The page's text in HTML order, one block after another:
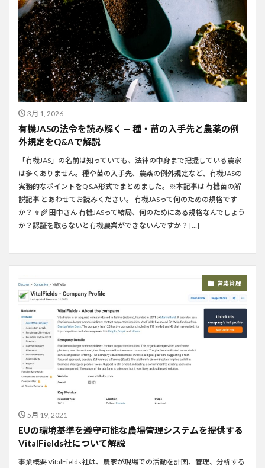
3月 1, 2026
有機JASの法令を読み解く — 種・苗の入手先と農薬の例
外規定をQ&Aで解説
「有機JAS」の名前は知っていても、法律の中身まで把握している農家
は多くありません。種や苗の入手先、農薬の例外規定など、有機JASの
実務的なポイントをQ&A形式でまとめました。※本記事は 有機苗の解
説記事 とあわせてお読みください。 有機JASって何のための規格です
か？ 👨‍🌾 田中さん 有機JASって結局、何のためにある規格なんでしょう
か？認証を取らないと有機農業ができないんですか？ […]
営農管理
5月 19, 2021
EUの環境基準を遵守可能な農場管理システムを提供する
VitalFields社について解説
事業概要 VitalFields社は、農家が現場での活動を計画、管理、分析する